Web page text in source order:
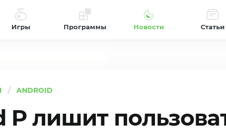
Игры Программы Новости Статьи
ANDROID
P лишит